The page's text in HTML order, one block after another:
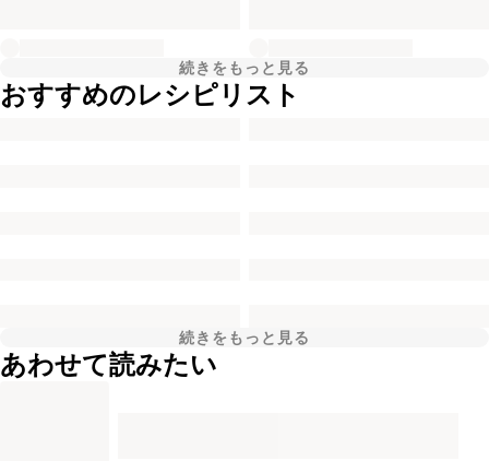
続きをもっと見る
おすすめのレシピリスト
続きをもっと見る
あわせて読みたい